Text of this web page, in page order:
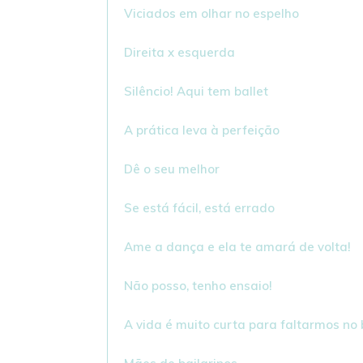
Viciados em olhar no espelho
Direita x esquerda
Silêncio! Aqui tem ballet
A prática leva à perfeição
Dê o seu melhor
Se está fácil, está errado
Ame a dança e ela te amará de volta!
Não posso, tenho ensaio!
A vida é muito curta para faltarmos no